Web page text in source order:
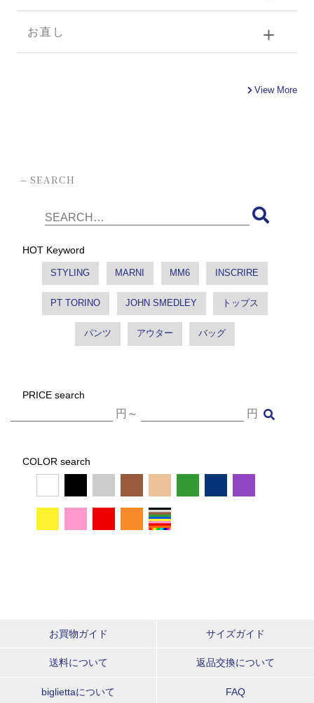
お直し
View More
-SEARCH
HOT Keyword
STYLING MARNI MM6 INSCRIRE
PT TORINO JOHN SMEDLEY トップス
パンツ アウター バッグ
PRICE search
円～ 円
COLOR search
お買物ガイド サイズガイド
送料について 返品交換について
bigliettaについて FAQ